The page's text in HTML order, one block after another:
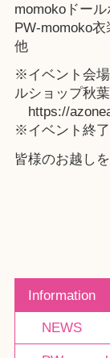
momokoドー
PW-momoko
他
※イベント会場
ルショップ秋
https://
※イベント終了
皆様のお越し
Information
NEWS